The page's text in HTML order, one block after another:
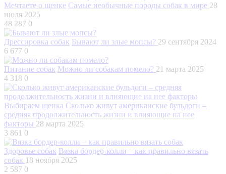
Мечтаете о щенке Самые необычные породы собак в мире 28
июля 2025
48 287 0
Дрессировка собак Бывают ли злые мопсы? 29 сентября 2024
6 677 0
Питание собак Можно ли собакам помело? 21 марта 2025
4 318 0
Выбираем щенка Сколько живут американские бульдоги –
средняя продолжительность жизни и влияющие на нее
факторы 28 марта 2025
3 861 0
Здоровье собак Вязка бордер-колли – как правильно вязать
собак 18 ноября 2025
2 587 0